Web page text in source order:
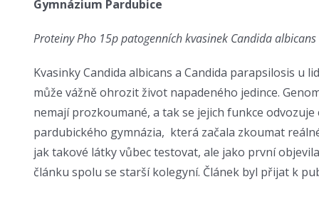
Gymnázium Pardubice
Proteiny Pho 15p patogenních kvasinek Candida
Kvasinky Candida albicans a Candida parapsilosis
může vážně ohrozit život napadeného jedince.
nemají prozkoumané, a tak se jejich funkce
pardubického gymnázia, která začala zkoumat
jak takové látky vůbec testovat, ale jako první
článku spolu se starší kolegyní. Článek byl přijat k